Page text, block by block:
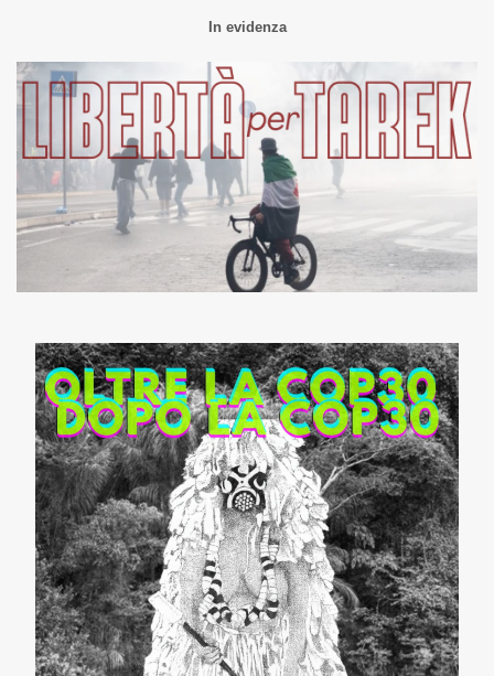
In evidenza